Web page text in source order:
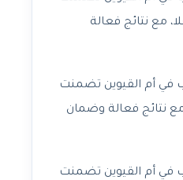
مع نتائج فعالة
في أم القيوين تضمنت
نتائج فعالة وضمان
في أم القيوين تضمنت